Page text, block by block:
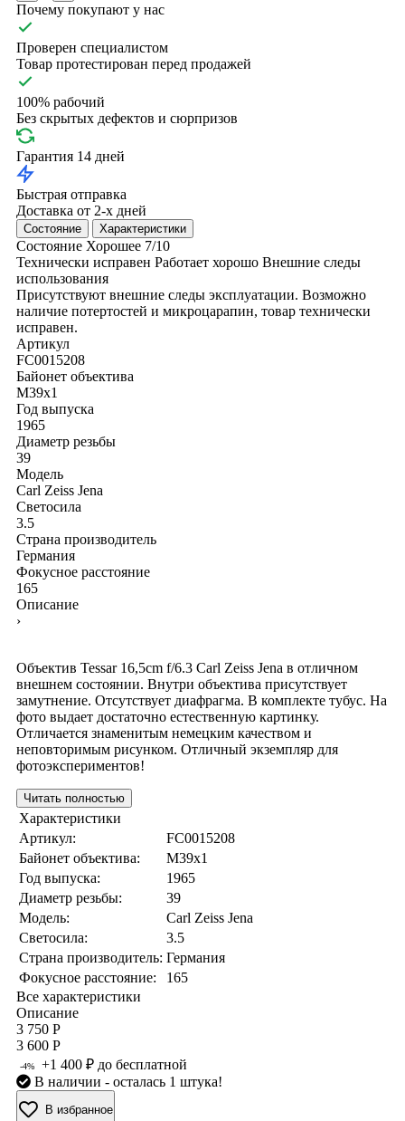
Почему покупают у нас
Проверен специалистом
Товар протестирован перед продажей
100% рабочий
Без скрытых дефектов и сюрпризов
Гарантия 14 дней
Быстрая отправка
Доставка от 2-х дней
Состояние Характеристики
Состояние Хорошее 7/10
Технически исправен Работает хорошо Внешние следы
использования
Присутствуют внешние следы эксплуатации. Возможно
наличие потертостей и микроцарапин, товар технически
исправен.
Артикул
FC0015208
Байонет объектива
M39x1
Год выпуска
1965
Диаметр резьбы
39
Модель
Carl Zeiss Jena
Светосила
3.5
Страна производитель
Германия
Фокусное расстояние
165
Описание
›
Объектив Tessar 16,5cm f/6.3 Carl Zeiss Jena в отличном
внешнем состоянии. Внутри объектива присутствует
замутнение. Отсутствует диафрагма. В комплекте тубус. На
фото выдает достаточно естественную картинку.
Отличается знаменитым немецким качеством и
неповторимым рисунком. Отличный экземпляр для
фотоэкспериментов!
Читать полностью
Характеристики
Артикул:
FC0015208
Байонет объектива:
M39x1
Год выпуска:
1965
Диаметр резьбы:
39
Модель:
Carl Zeiss Jena
Светосила:
3.5
Страна производитель: Германия
Фокусное расстояние:
165
Все характеристики
Описание
3 750 Р
3 600 Р
-4%
+1 400 ₽ до бесплатной
В наличии - осталась 1 штука!
В избранное